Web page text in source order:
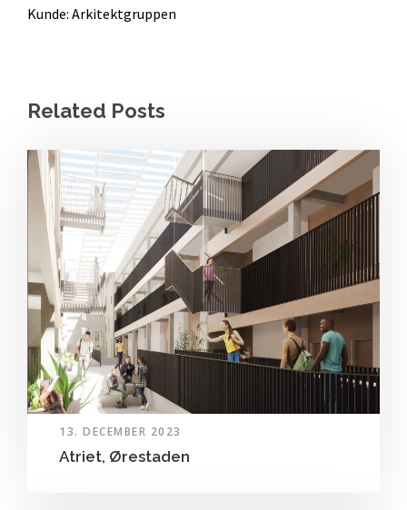
Kunde: Arkitektgruppen
Related Posts
13. DECEMBER 2023
Atriet, Ørestaden